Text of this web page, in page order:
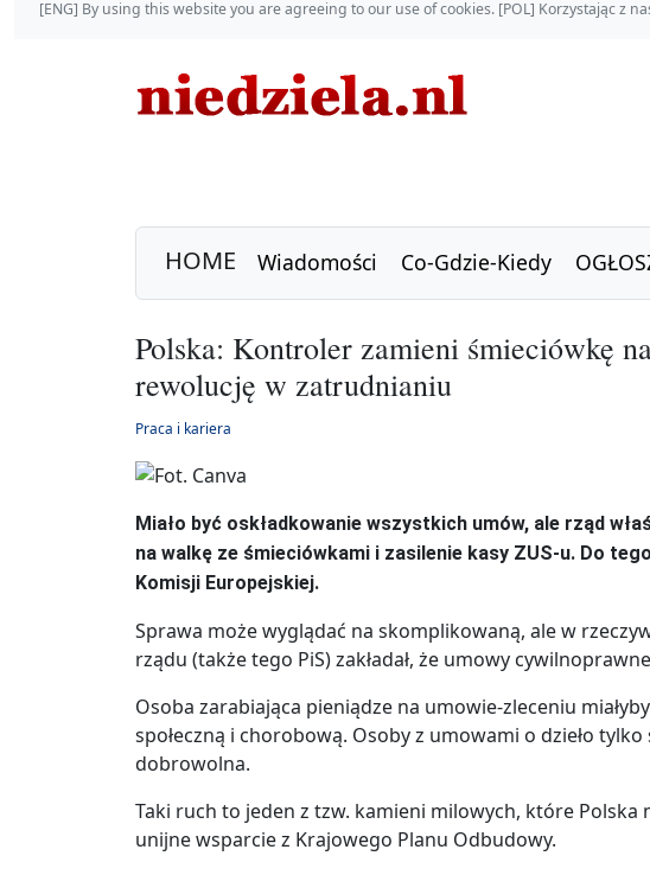
[ENG] By using this website you are agreeing to our use of cookies. [POL] Korzystając z
HOME Wiadomości Co-Gdzie-Kiedy
Polska: Kontroler zamieni śmieciówkę
rewolucję w zatrudnianiu
Praca i kariera
Miało być oskładkowanie wszystkich umów, ale rząd
na walkę ze śmieciówkami i zasilenie kasy ZUS-u. Do
Komisji Europejskiej.
Sprawa może wyglądać na skomplikowaną, ale w
rządu (także tego PiS) zakładał, że umowy
Osoba zarabiająca pieniądze na umowie-zleceniu
społeczną i chorobową. Osoby z umowami o dzieło tylko
dobrowolna.
Taki ruch to jeden z tzw. kamieni milowych, które Polska
unijne wsparcie z Krajowego Planu Odbudowy.